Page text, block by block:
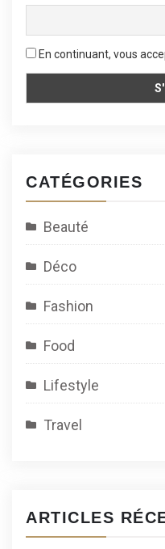
En continuant, vous
CATÉGORIES
Beauté
Déco
Fashion
Food
Lifestyle
Travel
ARTICLES